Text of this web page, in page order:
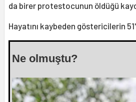
da birer protestocunun öldüğü
Hayatını kaybeden göstericilerin
Ne olmuştu?